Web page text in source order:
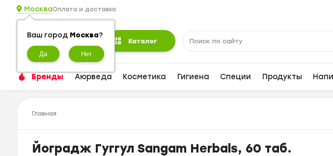
Москва
Ваш город Москва?
Оплата и доставка
Каталог
Бренды Аюрведа Косметика Гигиена Специи Продукты
Главная
Йоградж Гуггул Sangam Herbals, 60 таб.